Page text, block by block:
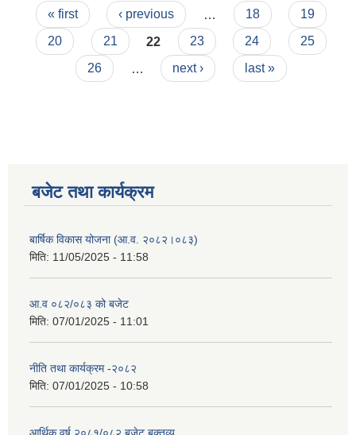
Pages
« first ‹ previous 18
19
20
21 22 23 24
25
26
next › last »
बजेट तथा कार्यक्रम
बार्षिक विकास योजना (आ.व. २०८२।०८३)
मिति: 11/05/2025 - 11:58
आ.व ०८२/०८३ को बजेट
मिति: 07/01/2025 - 11:01
नीति तथा कार्यक्रम -२०८२
मिति: 07/01/2025 - 10:58